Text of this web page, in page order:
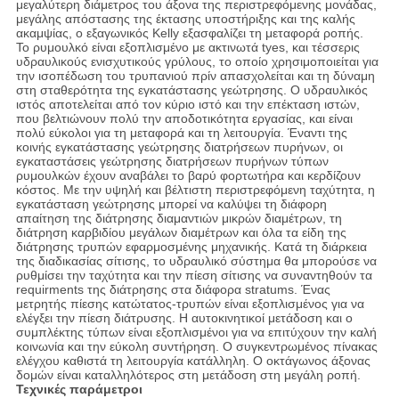
μεγαλύτερη διάμετρος του άξονα της περιστρεφόμενης μονάδας,
μεγάλης απόστασης της έκτασης υποστήριξης και της καλής
ακαμψίας, ο εξαγωνικός Kelly εξασφαλίζει τη μεταφορά ροπής.
Το ρυμουλκό είναι εξοπλισμένο με ακτινωτά tyes, και τέσσερις
υδραυλικούς ενισχυτικούς γρύλους, το οποίο χρησιμοποιείται για
την ισοπέδωση του τρυπανιού πρίν απασχολείται και τη δύναμη
στη σταθερότητα της εγκατάστασης γεώτρησης. Ο υδραυλικός
ιστός αποτελείται από τον κύριο ιστό και την επέκταση ιστών,
που βελτιώνουν πολύ την αποδοτικότητα εργασίας, και είναι
πολύ εύκολοι για τη μεταφορά και τη λειτουργία. Έναντι της
κοινής εγκατάστασης γεώτρησης διατρήσεων πυρήνων, οι
εγκαταστάσεις γεώτρησης διατρήσεων πυρήνων τύπων
ρυμουλκών έχουν αναβάλει το βαρύ φορτωτήρα και κερδίζουν
κόστος. Με την υψηλή και βέλτιστη περιστρεφόμενη ταχύτητα, η
εγκατάσταση γεώτρησης μπορεί να καλύψει τη διάφορη
απαίτηση της διάτρησης διαμαντιών μικρών διαμέτρων, τη
διάτρηση καρβιδίου μεγάλων διαμέτρων και όλα τα είδη της
διάτρησης τρυπών εφαρμοσμένης μηχανικής. Κατά τη διάρκεια
της διαδικασίας σίτισης, το υδραυλικό σύστημα θα μπορούσε να
ρυθμίσει την ταχύτητα και την πίεση σίτισης να συναντηθούν τα
requirments της διάτρησης στα διάφορα stratums. Ένας
μετρητής πίεσης κατώτατος-τρυπών είναι εξοπλισμένος για να
ελέγξει την πίεση διάτρυσης. Η αυτοκινητικοί μετάδοση και ο
συμπλέκτης τύπων είναι εξοπλισμένοι για να επιτύχουν την καλή
κοινωνία και την εύκολη συντήρηση. Ο συγκεντρωμένος πίνακας
ελέγχου καθιστά τη λειτουργία κατάλληλη. Ο οκτάγωνος άξονας
δομών είναι καταλληλότερος στη μετάδοση στη μεγάλη ροπή.
Τεχνικές παράμετροι